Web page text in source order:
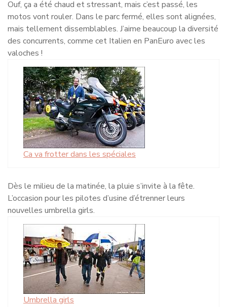
Ouf, ça a été chaud et stressant, mais c’est passé, les
motos vont rouler. Dans le parc fermé, elles sont alignées,
mais tellement dissemblables. J’aime beaucoup la diversité
des concurrents, comme cet Italien en PanEuro avec les
valoches !
Ca va frotter dans les spéciales
Dès le milieu de la matinée, la pluie s’invite à la fête.
L’occasion pour les pilotes d’usine d’étrenner leurs
nouvelles umbrella girls.
Umbrella girls